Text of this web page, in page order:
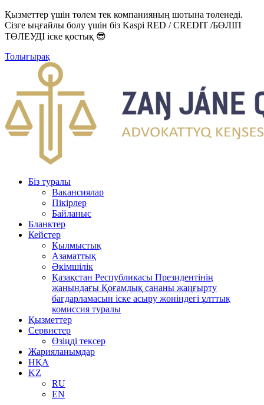
Қызметтер үшін төлем тек компанияның шотына төленеді.
Сізге ыңғайлы болу үшін біз Kaspi RED / CREDIT /БӨЛІП
ТӨЛЕУДІ іске қостық 😎
Толығырақ
Біз туралы
Вакансиялар
Пікірлер
Байланыс
Бланктер
Кейстер
Қылмыстық
Азаматтық
Әкімшілік
Қазақстан Республикасы Президентінің
жанындағы Қоғамдық сананы жаңғырту
бағдарламасын іске асыру жөніндегі ұлттық
комиссия туралы
Қызметтер
Сервистер
Өзіңді тексер
Жарияланымдар
НҚА
KZ
RU
EN